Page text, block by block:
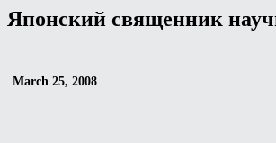
Японский священник
March 25, 2008